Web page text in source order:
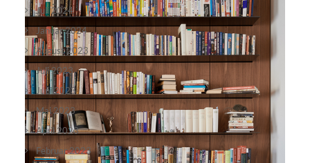
Juli 2024
Januar 2024
August 2023
Juli 2023
Juni 2023
Mai 2023
April 2023
Februar 2023